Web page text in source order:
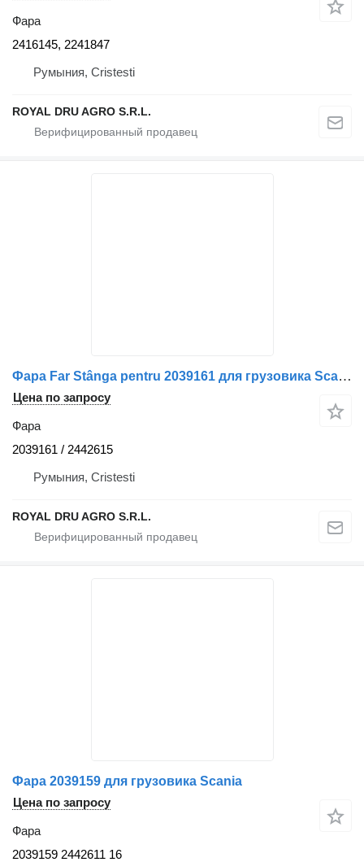
Фара
2416145, 2241847
Румыния, Cristesti
ROYAL DRU AGRO S.R.L.
Фара Far Stânga pentru 2039161 для грузовика Scania Cod
Цена по запросу
Фара
2039161 / 2442615
Румыния, Cristesti
ROYAL DRU AGRO S.R.L.
Фара 2039159 для грузовика Scania
Цена по запросу
Фара
2039159 2442611 16